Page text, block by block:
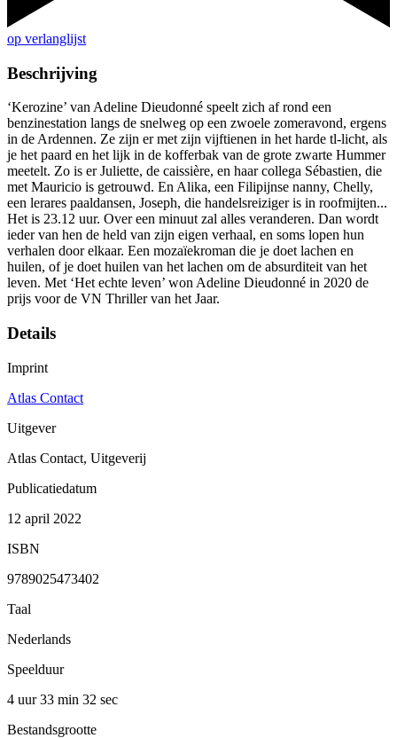
op verlanglijst
Beschrijving
‘Kerozine’ van Adeline Dieudonné speelt zich af rond een
benzinestation langs de snelweg op een zwoele zomeravond, ergens
in de Ardennen. Ze zijn er met zijn vijftienen in het harde tl-licht, als
je het paard en het lijk in de kofferbak van de grote zwarte Hummer
meetelt. Zo is er Juliette, de caissière, en haar collega Sébastien, die
met Mauricio is getrouwd. En Alika, een Filipijnse nanny, Chelly,
een lerares paaldansen, Joseph, die handelsreiziger is in roofmijten...
Het is 23.12 uur. Over een minuut zal alles veranderen. Dan wordt
ieder van hen de held van zijn eigen verhaal, en soms lopen hun
verhalen door elkaar. Een mozaïekroman die je doet lachen en
huilen, of je doet huilen van het lachen om de absurditeit van het
leven. Met ‘Het echte leven’ won Adeline Dieudonné in 2020 de
prijs voor de VN Thriller van het Jaar.
Details
Imprint
Atlas Contact
Uitgever
Atlas Contact, Uitgeverij
Publicatiedatum
12 april 2022
ISBN
9789025473402
Taal
Nederlands
Speelduur
4 uur 33 min 32 sec
Bestandsgrootte